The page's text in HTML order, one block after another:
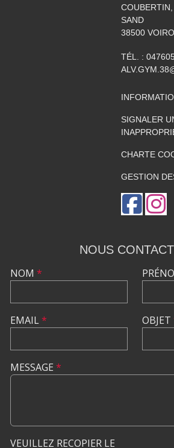
SAND
38500
TÉL. :
SIGNALER
CHARTE
GESTION
NOUS
NOM *
EMAIL* OBJET
MESSAGE *
VEUILLEZ RECOPIER LE